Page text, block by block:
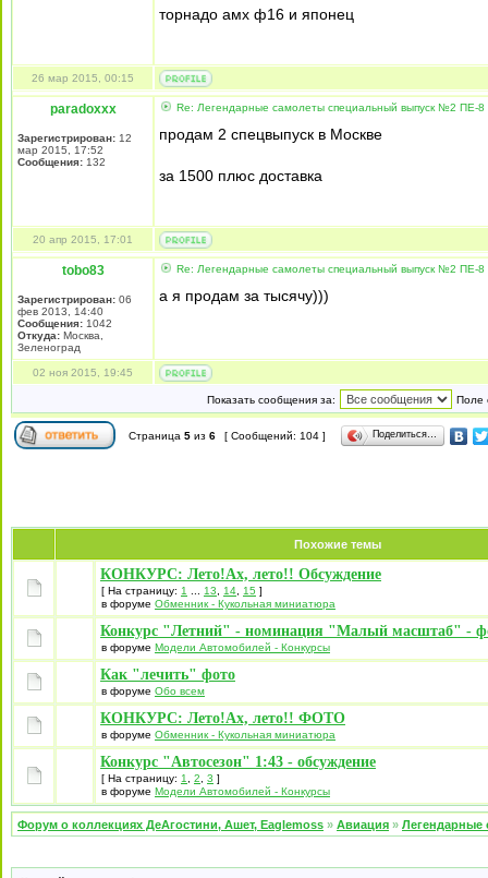
торнадо амх ф16 и японец
26 мар 2015, 00:15
paradoxxx
Зарегистрирован: 12
мар 2015, 17:52
Сообщения: 132
Re: Легендарные самолеты специальный выпуск №2 ПЕ-
продам 2 спецвыпуск в Москве
за 1500 плюс доставка
20 апр 2015, 17:01
tobo83
Зарегистрирован: 06
фев 2013, 14:40
Сообщения: 1042
Откуда: Москва,
Зеленоград
Re: Легендарные самолеты специальный выпуск №2 ПЕ-
а я продам за тысячу)))
02 ноя 2015, 19:45
Показать сообщения за: Поле
Страница 5 из 6 [ Сообщений: 104 ] Поделиться…
Похожие темы
КОНКУРС: Лето!Ах, лето!! Обсуждение
[ На страницу: 1 13 14 15 ]
в форуме Обменник - Кукольная миниатюра
Конкурс "Летний" - номинация "Малый масштаб" -
в форуме Модели Автомобилей - Конкурсы
Как "лечить" фото
в форуме Обо всем
КОНКУРС: Лето!Ах, лето!! ФОТО
в форуме Обменник - Кукольная миниатюра
Конкурс "Автосезон" 1:43 - обсуждение
[ На страницу: 1 2 3 ]
в форуме Модели Автомобилей - Конкурсы
Форум о коллекциях ДеАгостини, Ашет, Eaglemoss » Авиация » Легендарные